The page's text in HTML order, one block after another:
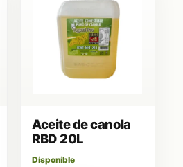
Aceite de canola
RBD 20L
Disponible